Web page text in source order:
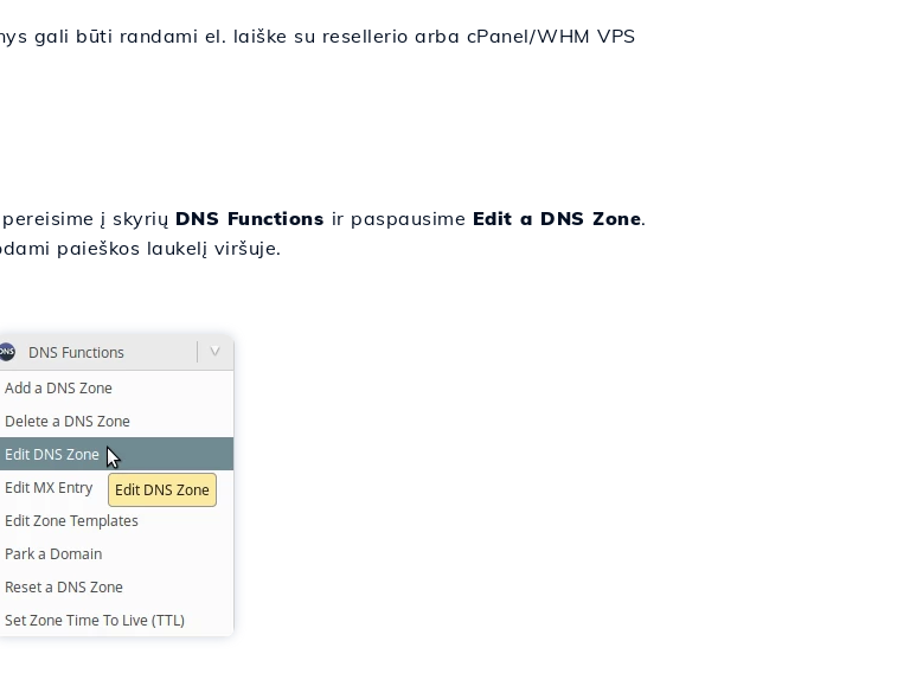
gali būti randami el. laiške su resellerio arba cPanel/WHM VPS
į skyrių DNS Functions ir paspausime Edit a DNS Zone.
paieškos laukelį viršuje.